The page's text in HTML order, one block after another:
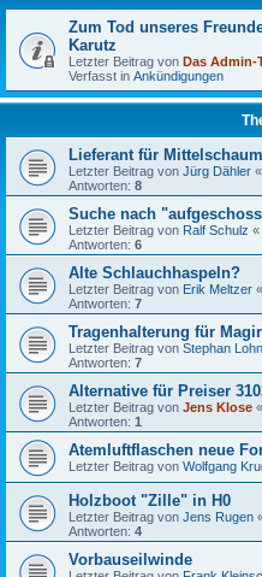
Zum Tod unseres
Karutz
Letzter Beitrag von Das Admin-
Verfasst in Ankündigungen
Lieferant für
Letzter Beitrag von Jürg Dähler «
Antworten: 8
Suche nach
Letzter Beitrag von Ralf Schulz «
Antworten: 6
Alte Schlauchhaspeln?
Letzter Beitrag von Erik Meltzer «
Antworten: 7
Tragenhalterung für
Letzter Beitrag von Stephan
Antworten: 7
Alternative für Preiser
Letzter Beitrag von Jens Klose «
Antworten: 1
Atemluftflaschen neue
Letzter Beitrag von Wolfgang
Holzboot "Zille" in H0
Letzter Beitrag von Jens Rugen
Antworten: 4
Vorbauseilwinde